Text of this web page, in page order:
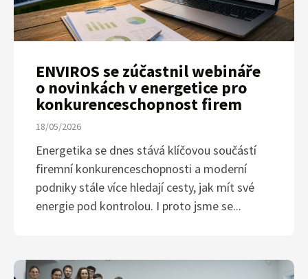
ENVIROS se zúčastnil webináře
o novinkách v energetice pro
konkurenceschopnost firem
18/05/2026
Energetika se dnes stává klíčovou součástí
firemní konkurenceschopnosti a moderní
podniky stále více hledají cesty, jak mít své
energie pod kontrolou. I proto jsme se...